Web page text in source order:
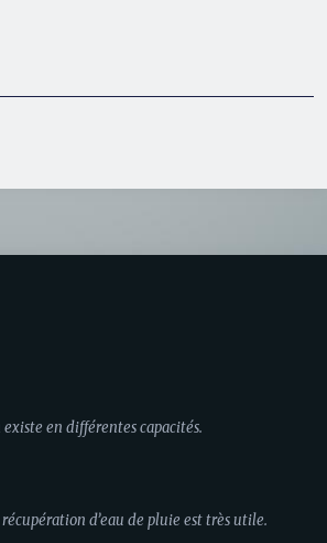
en différentes capacités.
d’eau de pluie est très utile.